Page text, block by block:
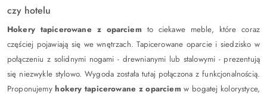
czy hotelu
Hokery tapicerowane z oparciemto ciekawe meble, które coraz
częściej pojawiają się we wnętrzach. Tapicerowane oparcie i siedzisko w
połączeniu z solidnymi nogami - drewnianymi lub stalowymi - prezentują
się niezwykle stylowo. Wygoda została tutaj połączona z funkcjonalnością.
Proponujemyhokery tapicerowane z oparciemw bogatej kolorystyce,